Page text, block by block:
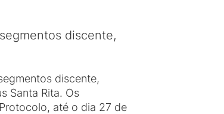
discente,
discente,
Santa Rita. Os
até o dia 27 de